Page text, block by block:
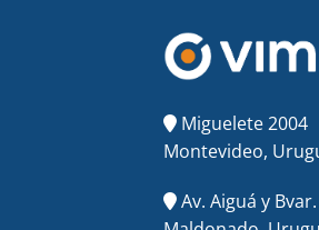
Miguelete 2004
Montevideo,
Av. Aiguá y